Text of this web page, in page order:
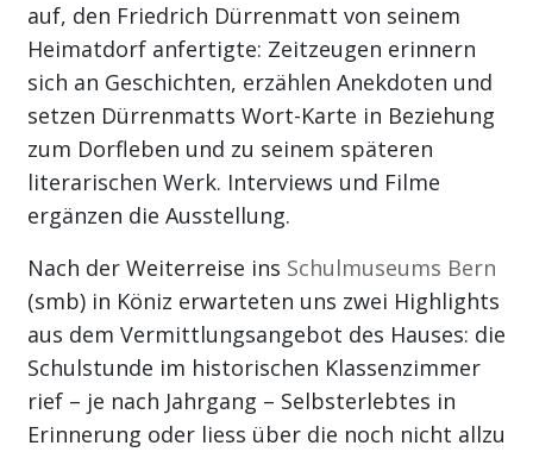
auf, den Friedrich Dürrenmatt von seinem
Heimatdorf anfertigte: Zeitzeugen erinnern
sich an Geschichten, erzählen Anekdoten und
setzen Dürrenmatts Wort-Karte in Beziehung
zum Dorfleben und zu seinem späteren
literarischen Werk. Interviews und Filme
ergänzen die Ausstellung.
Nach der Weiterreise ins Schulmuseums Bern
(smb) in Köniz erwarteten uns zwei Highlights
aus dem Vermittlungsangebot des Hauses: die
Schulstunde im historischen Klassenzimmer
rief – je nach Jahrgang – Selbsterlebtes in
Erinnerung oder liess über die noch nicht allzu